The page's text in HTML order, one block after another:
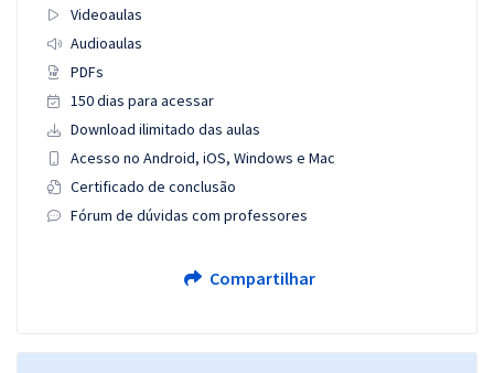
Videoaulas
Audioaulas
PDFs
150 dias para acessar
Download ilimitado das aulas
Acesso no Android, iOS, Windows e Mac
Certificado de conclusão
Fórum de dúvidas com professores
Compartilhar